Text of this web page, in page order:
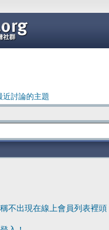
近討論的主題
不出現在線上會員列表裡頭